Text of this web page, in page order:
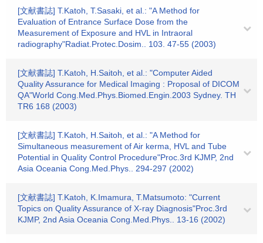
[文献書誌] T.Katoh, T.Sasaki, et al.: "A Method for
Evaluation of Entrance Surface Dose from the
Measurement of Exposure and HVL in Intraoral
radiography"Radiat.Protec.Dosim.. 103. 47-55 (2003)
[文献書誌] T.Katoh, H.Saitoh, et al.: "Computer Aided
Quality Assurance for Medical Imaging : Proposal of DICOM
QA"World Cong.Med.Phys.Biomed.Engin.2003 Sydney. TH
TR6 168 (2003)
[文献書誌] T.Katoh, H.Saitoh, et al.: "A Method for
Simultaneous measurement of Air kerma, HVL and Tube
Potential in Quality Control Procedure"Proc.3rd KJMP, 2nd
Asia Oceania Cong.Med.Phys.. 294-297 (2002)
[文献書誌] T.Katoh, K.Imamura, T.Matsumoto: "Current
Topics on Quality Assurance of X-ray Diagnosis"Proc.3rd
KJMP, 2nd Asia Oceania Cong.Med.Phys.. 13-16 (2002)